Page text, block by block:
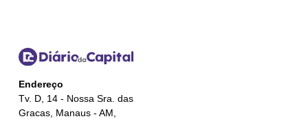
Endereço
Tv. D, 14 - Nossa Sra. das
Gracas, Manaus - AM,